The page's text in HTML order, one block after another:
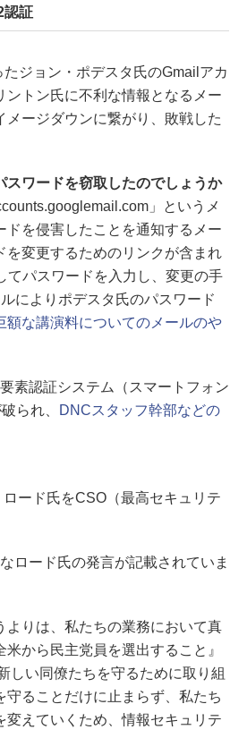
認証
ジョン・ポデスタ氏のGmailアカ
トン氏に不利な情報となるメー
ージダウンに繋がり、敗戦した
ワードを窃取したのでしょうか
」というメ
を侵害したことを通知するメー
を変更するためのリンクが含まれ
てパスワードを入力し、変更の手
によりポデスタ氏のパスワード
額な講演料についてのメールのや
素認証システム（スマートフォン
られ、
DNCスタッフ幹部などの
ード氏をCSO（最高セキュリテ
ロード氏の発言が記載されていま
よりは、私たちの業務において真
から民主党員を選出すること』
しい同僚たちを守るために取り組
ることだけに止まらず、私たち
えていくため、情報セキュリテ